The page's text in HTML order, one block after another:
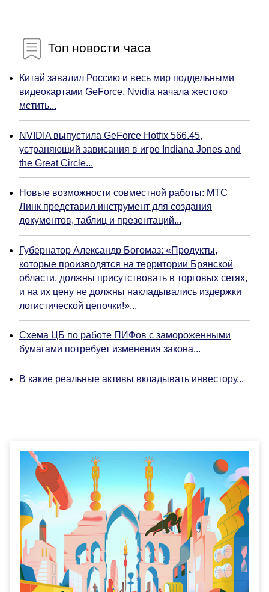
Топ новости часа
Китай завалил Россию и весь мир поддельными
видеокартами GeForce. Nvidia начала жестоко
мстить...
NVIDIA выпустила GeForce Hotfix 566.45,
устраняющий зависания в игре Indiana Jones and
the Great Circle...
Новые возможности совместной работы: МТС
Линк представил инструмент для создания
документов, таблиц и презентаций...
Губернатор Александр Богомаз: «Продукты,
которые производятся на территории Брянской
области, должны присутствовать в торговых сетях,
и на их цену не должны накладывались издержки
логистической цепочки!»...
Схема ЦБ по работе ПИФов с замороженными
бумагами потребует изменения закона...
В какие реальные активы вкладывать инвестору...